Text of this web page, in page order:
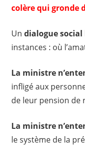
colère qui gronde
Un dialogue
instances : où
La ministre
infligé aux
de leur pension de
La ministre
le système de la